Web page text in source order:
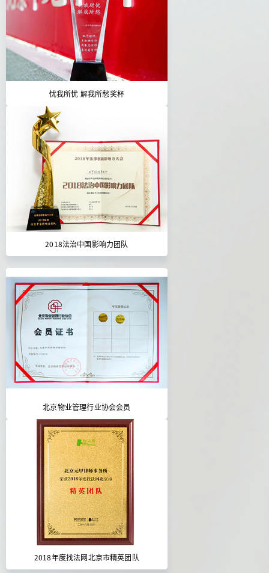
忧我所忧 解我所愁奖杯
2018法治中国影响力团队
北京物业管理行业协会会员
2018年度找法网北京市精英团队